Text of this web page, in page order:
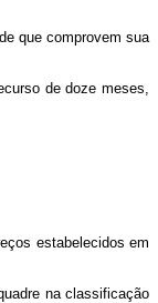
que comprovem sua
de doze meses,
estabelecidos em
na classificação